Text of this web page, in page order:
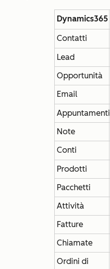
Dynamics365
Contatti
Lead
Opportunità
Email
Appuntamenti
Note
Conti
Prodotti
Pacchetti
Attività
Fatture
Chiamate
Ordini di